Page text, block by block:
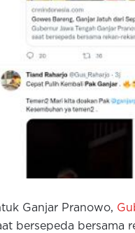
Ganjar Pranowo,
bersepeda